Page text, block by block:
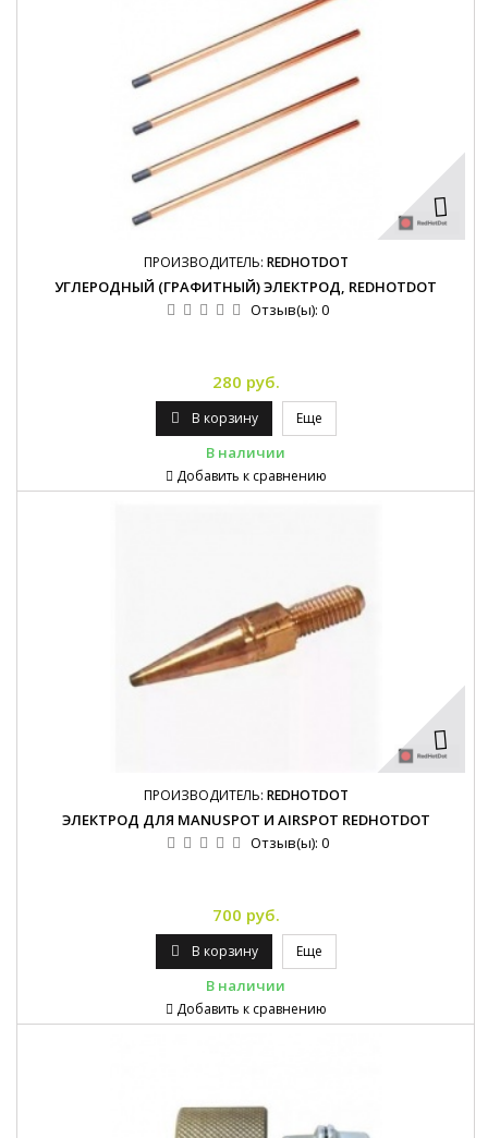
ПРОИЗВОДИТЕЛЬ: REDHOTDOT
УГЛЕРОДНЫЙ (ГРАФИТНЫЙ) ЭЛЕКТРОД, REDHOTDOT
Отзыв(ы): 0
280 руб.
В корзину Еще
В наличии
Добавить к сравнению
ПРОИЗВОДИТЕЛЬ: REDHOTDOT
ЭЛЕКТРОД ДЛЯ MANUSPOT И AIRSPOT REDHOTDOT
Отзыв(ы): 0
700 руб.
В корзину Еще
В наличии
Добавить к сравнению